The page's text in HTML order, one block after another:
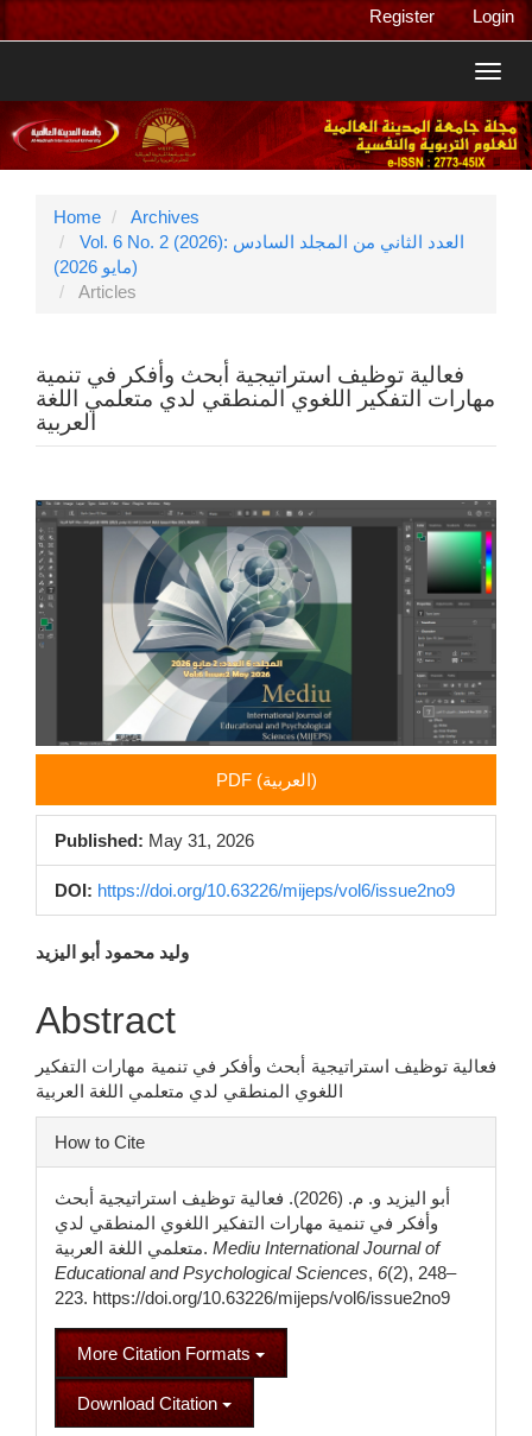
Navigation
Sidebar
Register Login
Home
Archives
Vol. 6 No. 2 (2026): العدد الثاني من المجلد السادس
(مايو 2026)
Articles
فعالية توظيف استراتيجية أبحث وأفكر في تنمية
مهارات التفكير اللغوي المنطقي لدي متعلمي اللغة
العربية
Article
Sidebar
PDF (العربية)
Published: May 31, 2026
DOI: https://doi.org/10.63226/mijeps/vol6/issue2no9
Main
Article
Content
وليد محمود أبو اليزيد
Abstract
فعالية توظيف استراتيجية أبحث وأفكر في تنمية مهارات التفكير
اللغوي المنطقي لدي متعلمي اللغة العربية
Article
Details
How to Cite
أبو اليزيد و. م. (2026). فعالية توظيف استراتيجية أبحث
وأفكر في تنمية مهارات التفكير اللغوي المنطقي لدي
متعلمي اللغة العربية. Mediu International Journal of
Educational and Psychological Sciences, 6(2), 248–
223. https://doi.org/10.63226/mijeps/vol6/issue2no9
More Citation Formats
Download Citation